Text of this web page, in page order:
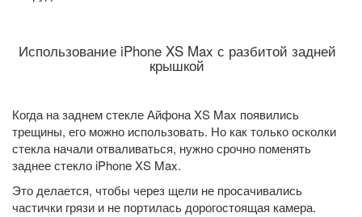
Использование iPhone XS Max с разбитой задней
крышкой
Когда на заднем стекле Айфона XS Max появились
трещины, его можно использовать. Но как только осколки
стекла начали отваливаться, нужно срочно поменять
заднее стекло iPhone XS Max.
Это делается, чтобы через щели не просачивались
частички грязи и не портилась дорогостоящая камера.